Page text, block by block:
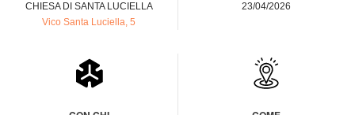
CHIESA DI SANTA LUCIELLA
Vico Santa Luciella, 5
23/04/2026